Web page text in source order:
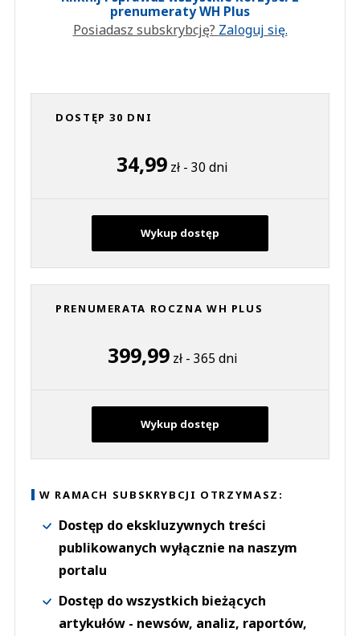
prenumeraty WH Plus
Posiadasz subskrybcję? Zaloguj się.
DOSTĘP 30 DNI
34,99 zł - 30 dni
Wykup dostęp
PRENUMERATA ROCZNA WH PLUS
399,99zł - 365 dni
Wykup dostęp
W RAMACH SUBSKRYBCJI OTRZYMASZ:
Dostęp do ekskluzywnych treści
publikowanych wyłącznie na naszym
portalu
Dostęp do wszystkich bieżących
artykułów - newsów, analiz, raportów,